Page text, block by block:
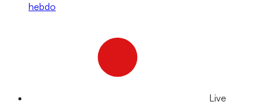
hebdo
Live